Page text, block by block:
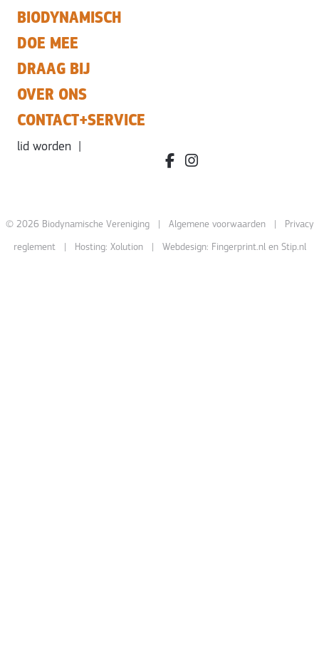
BIODYNAMISCH
DOE MEE
DRAAG BIJ
OVER ONS
CONTACT+SERVICE
lid worden
facebook.com/bdvereniging/
instagram.com/
© 2026 Biodynamische Vereniging | Algemene voorwaarden| Privacy
reglement| Hosting: Xolution| Webdesign: Fingerprint.nlen Stip.nl